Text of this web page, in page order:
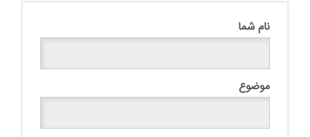
نام شما
موضوع